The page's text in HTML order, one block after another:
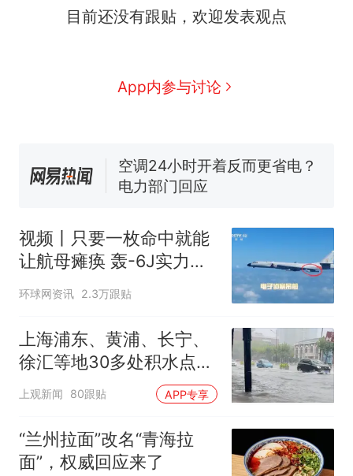
目前还没有跟贴，欢迎发表观点
App内参与讨论
家，刚改国名，总统就邀请中
视频丨只要一枚命中就能让航
大雨将至一家老小6分钟抢收完
1千斤稻谷
全部作废，公平么？
视频丨只要一枚命中就能
让航母瘫痪 轰-6J实力有
多强？
环球网资讯 2.3万跟贴
上海浦东、黄浦、长宁、
徐汇等地30多处积水点正
在抢排
上观新闻 80跟贴 APP专享
“兰州拉面”改名“青海拉
面”，权威回应来了